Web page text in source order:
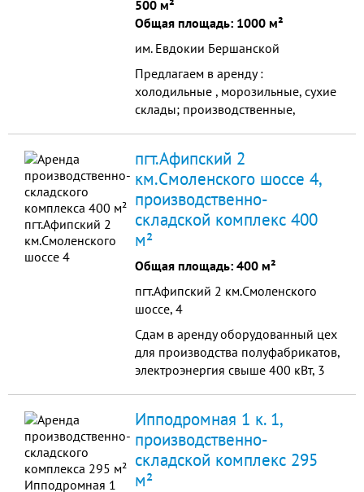
500 м²
Общая площадь: 1000 м²
им. Евдокии Бершанской
Предлагаем в аренду :
холодильные , морозильные, сухие
склады; производственные,
пгт.Афипский 2
км.Смоленского шоссе 4,
производственно-
складской комплекс 400
м²
Общая площадь: 400 м²
пгт.Афипский 2 км.Смоленского
шоссе, 4
Сдам в аренду оборудованный цех
для производства полуфабрикатов,
электроэнергия свыше 400 кВт, 3
матрицами под ра...
Ипподромная 1 к. 1,
производственно-
складской комплекс 295
м²